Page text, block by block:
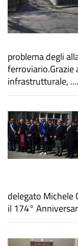
problema degli
ferroviario.
infrastrutturale, ....
delegato Michele
il 174°